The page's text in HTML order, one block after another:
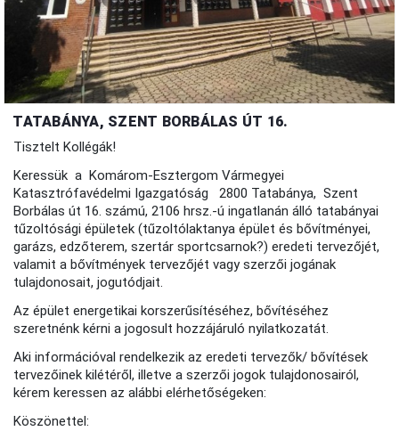
TATABÁNYA, SZENT BORBÁLAS ÚT 16.
Tisztelt Kollégák!
Keressük a Komárom-Esztergom Vármegyei
Katasztrófavédelmi Igazgatóság 2800 Tatabánya, Szent
Borbálas út 16. számú, 2106 hrsz.-ú ingatlanán álló tatabányai
tűzoltósági épületek (tűzoltólaktanya épület és bővítményei,
garázs, edzőterem, szertár sportcsarnok?) eredeti tervezőjét,
valamit a bővítmények tervezőjét vagy szerzői jogának
tulajdonosait, jogutódjait.
Az épület energetikai korszerűsítéséhez, bővítéséhez
szeretnénk kérni a jogosult hozzájáruló nyilatkozatát.
Aki információval rendelkezik az eredeti tervezők/ bővítések
tervezőinek kilétéről, illetve a szerzői jogok tulajdonosairól,
kérem keressen az alábbi elérhetőségeken:
Köszönettel: